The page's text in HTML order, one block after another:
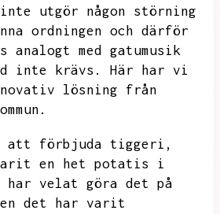
utgör någon störning
ordningen och därför
analogt med gatumusik
inte krävs.
Här har vi
lösning från
förbjuda tiggeri,
en het potatis i
har velat göra det på
det har varit